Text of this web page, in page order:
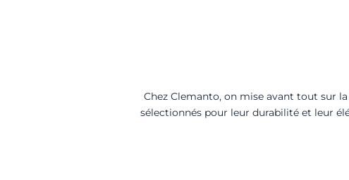
Chez Clemanto, on mise avant tout sur
sélectionnés pour leur durabilité et leur